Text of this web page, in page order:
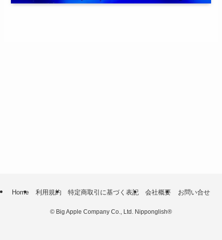
Home 利用規約 特定商取引に基づく表記 会社概要 お問い合せ
© Big Apple Company Co., Ltd. Nipponglish®